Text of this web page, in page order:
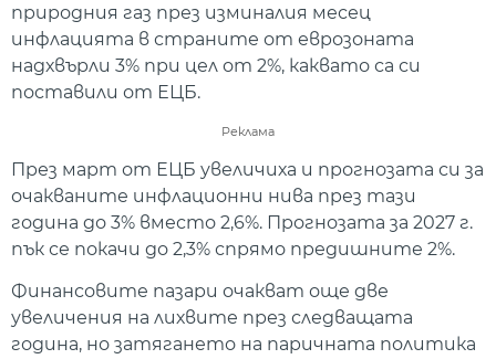
природния газ през изминалия месец
инфлацията в страните от еврозоната
надхвърли 3% при цел от 2%, каквато са си
поставили от ЕЦБ.
Реклама
През март от ЕЦБ увеличиха и прогнозата си за
очакваните инфлационни нива през тази
година до 3% вместо 2,6%. Прогнозата за 2027 г.
пък се покачи до 2,3% спрямо предишните 2%.
Финансовите пазари очакват още две
увеличения на лихвите през следващата
година, но затягането на паричната политика